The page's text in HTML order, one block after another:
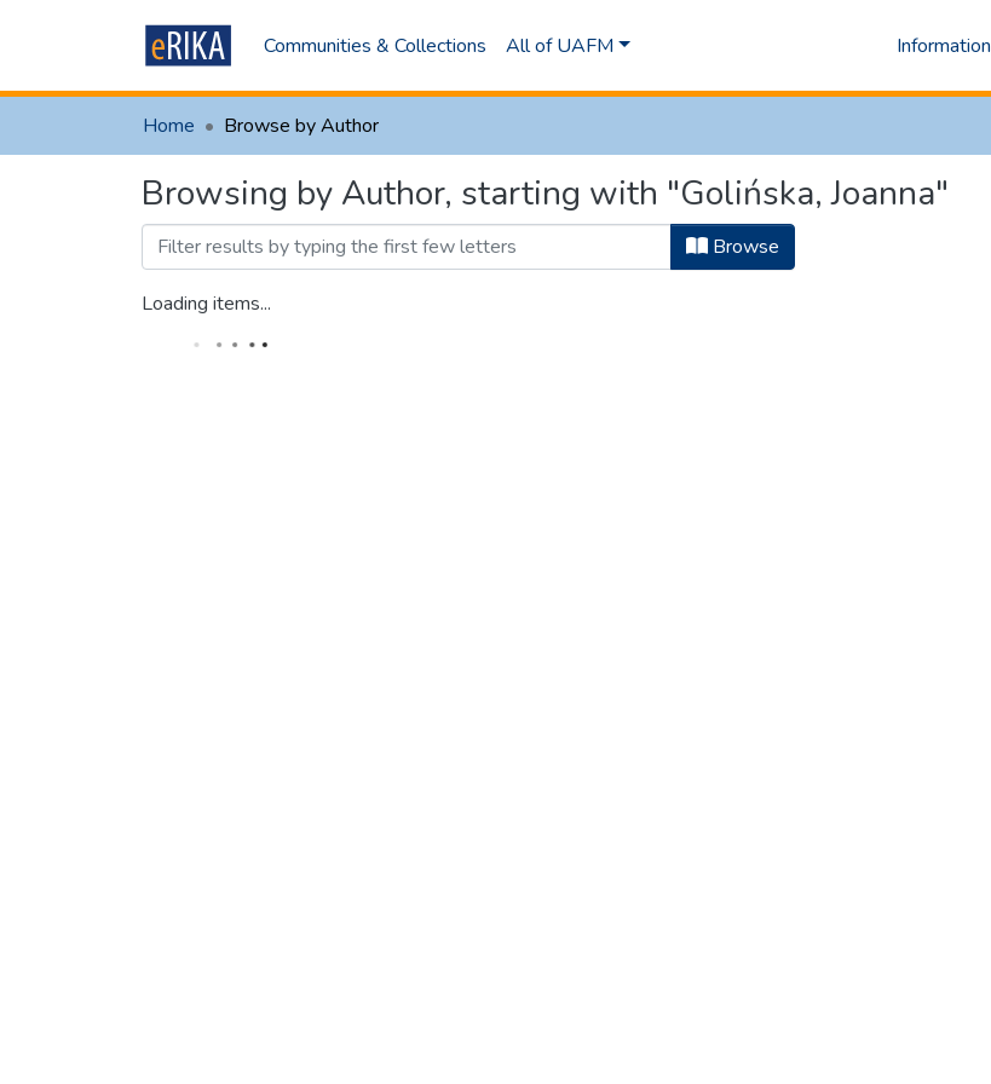
Communities & Collections All of UAFM Information
Home Browse by Author
Browsing by Author, starting with "Golińska, Joanna"
Browse
Loading items...